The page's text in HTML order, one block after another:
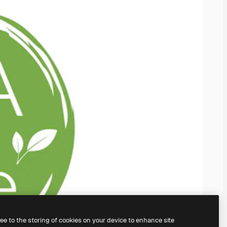
to the storing of cookies on your device to enhance site